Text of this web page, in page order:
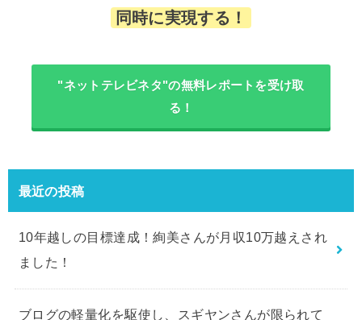
同時に実現する！
"ネットテレビネタ"の無料レポートを受け取
る！
最近の投稿
10年越しの目標達成！絢美さんが月収10万越えされ
ました！
ブログの軽量化を駆使し、スギヤンさんが限られて